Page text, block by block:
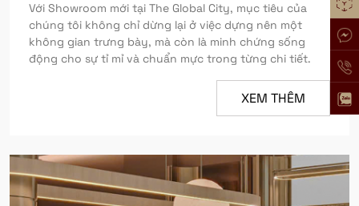
Với Showroom mới tại The Global City, mục tiêu của
chúng tôi không chỉ dừng lại ở việc dựng nên một
không gian trưng bày, mà còn là minh chứng sống
động cho sự tỉ mỉ và chuẩn mực trong từng chi tiết.
XEM THÊM